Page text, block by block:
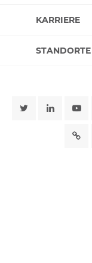
KARRIERE
STANDORTE